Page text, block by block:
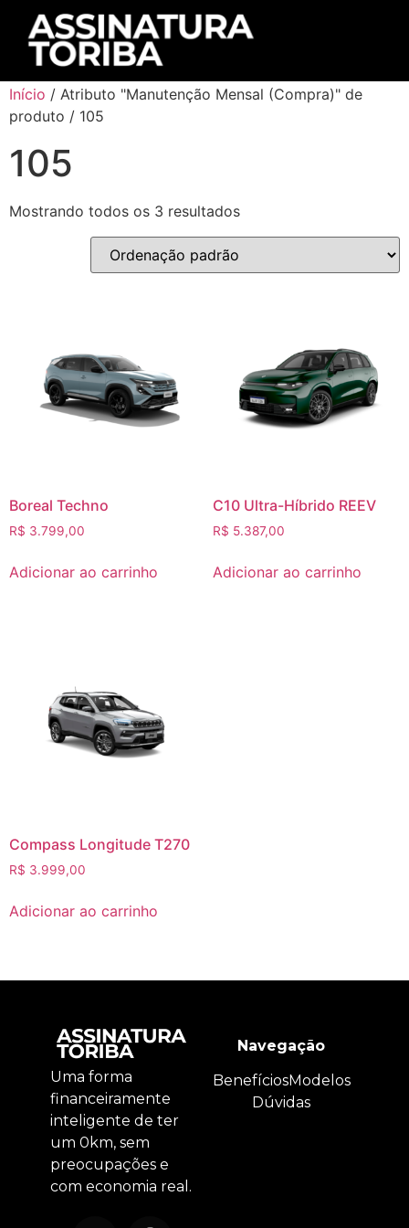
Início / Atributo "Manutenção Mensal (Compra)" de
produto / 105
105
Mostrando todos os 3 resultados
Boreal Techno
R$ 3.799,00
Adicionar ao carrinho
C10 Ultra-Híbrido REEV
R$ 5.387,00
Adicionar ao carrinho
Compass Longitude T270
R$ 3.999,00
Adicionar ao carrinho
Uma forma
financeiramente
inteligente de ter
um 0km, sem
preocupações e
com economia real.
Navegação
BenefíciosModelos
Dúvidas